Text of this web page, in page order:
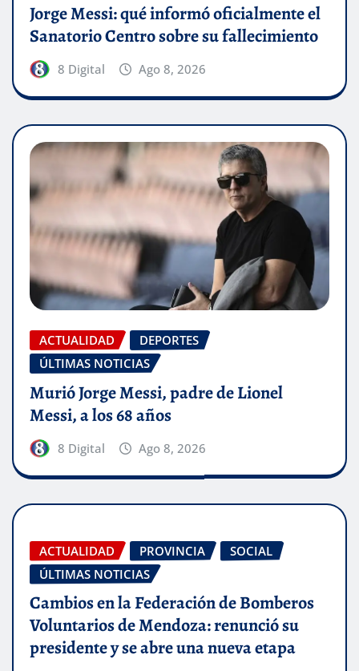
Jorge Messi: qué informó oficialmente el
Sanatorio Centro sobre su fallecimiento
8 Digital Ago 8, 2026
ACTUALIDAD
DEPORTES
ÚLTIMAS NOTICIAS
Murió Jorge Messi, padre de Lionel
Messi, a los 68 años
8 Digital Ago 8, 2026
ACTUALIDAD PROVINCIA
SOCIAL
ÚLTIMAS NOTICIAS
Cambios en la Federación de Bomberos
Voluntarios de Mendoza: renunció su
presidente y se abre una nueva etapa